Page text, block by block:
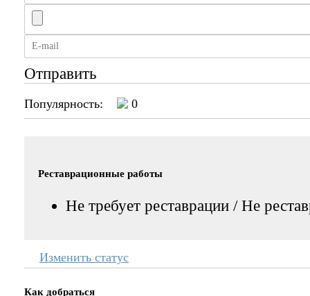
Отправить
Популярность: 0
Реставрационные работы
Не требует реставрации / Не
Изменить статус
Как добраться